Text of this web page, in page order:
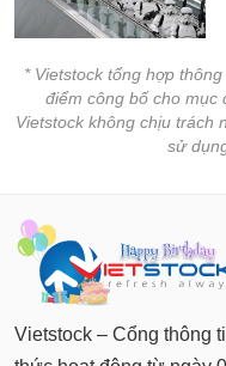
* Vietstock tổng hợp
điểm công bố cho mục
Vietstock không chịu trách
sử
Vietstock – Cổng thông